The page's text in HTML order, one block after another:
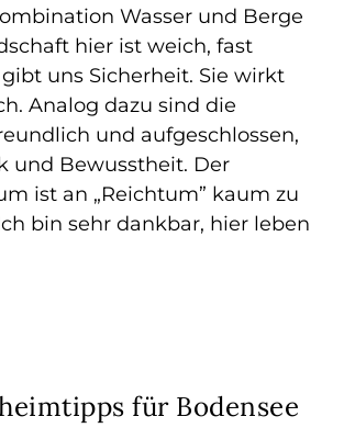
Wasser und Berge
hier ist weich, fast
uns Sicherheit. Sie wirkt
Analog dazu sind die
und aufgeschlossen,
und Bewusstheit. Der
ist an „Reichtum” kaum zu
bin sehr dankbar, hier leben
für Bodensee